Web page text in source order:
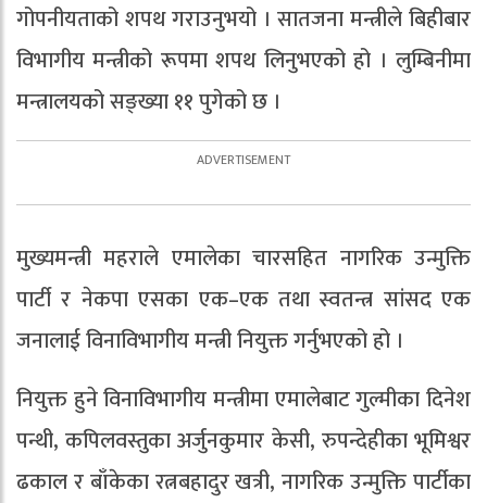
गोपनीयताको शपथ गराउनुभयो । सातजना मन्त्रीले बिहीबार
विभागीय मन्त्रीको रूपमा शपथ लिनुभएको हो । लुम्बिनीमा
मन्त्रालयको सङ्ख्या ११ पुगेको छ ।
मुख्यमन्त्री महराले एमालेका चारसहित नागरिक उन्मुक्ति
पार्टी र नेकपा एसका एक–एक तथा स्वतन्त्र सांसद एक
जनालाई विनाविभागीय मन्त्री नियुक्त गर्नुभएको हो ।
नियुक्त हुने विनाविभागीय मन्त्रीमा एमालेबाट गुल्मीका दिनेश
पन्थी, कपिलवस्तुका अर्जुनकुमार केसी, रुपन्देहीका भूमिश्वर
ढकाल र बाँकेका रत्नबहादुर खत्री, नागरिक उन्मुक्ति पार्टीका